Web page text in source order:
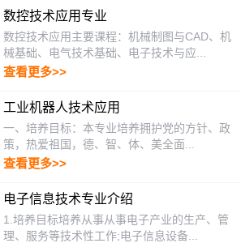
数控技术应用专业
数控技术应用主要课程：机械制图与CAD、机
械基础、电气技术基础、电子技术与应...
查看更多>>
工业机器人技术应用
一、培养目标：本专业培养拥护党的方针、政
策，热爱祖国，德、智、体、美全面...
查看更多>>
电子信息技术专业介绍
1.培养目标培养从事从事电子产业的生产、管
理、服务等技术性工作;电子信息设备...